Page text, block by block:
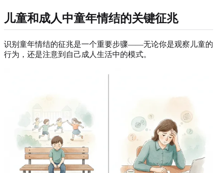
儿童和成人中童年情结的关键征兆
识别童年情结的征兆是一个重要步骤——无论你是观察儿童的
行为，还是注意到自己成人生活中的模式。